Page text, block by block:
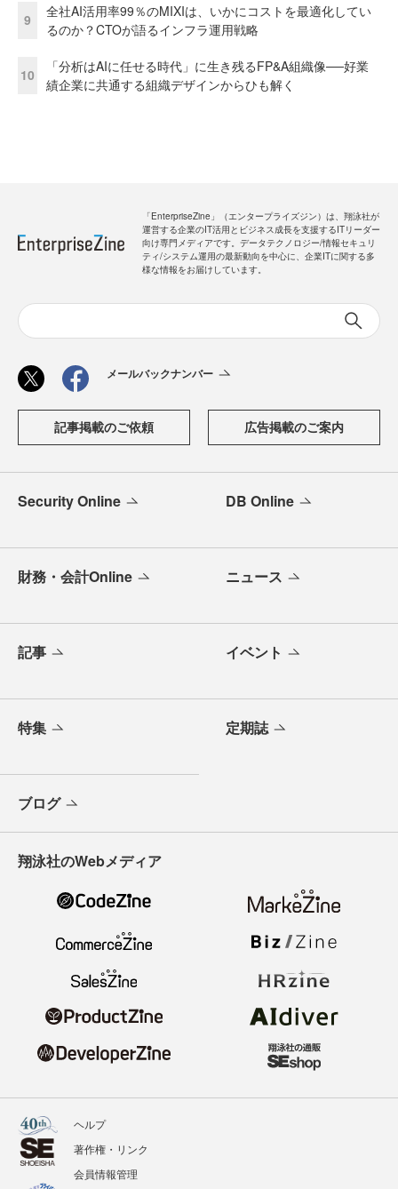
9
全社AI活用率99％のMIXIは、いかにコストを最適化してい
るのか？CTOが語るインフラ運用戦略
10
「分析はAIに任せる時代」に生き残るFP&A組織像──好業
績企業に共通する組織デザインからひも解く
「EnterpriseZine」（エンタープライズジン）は、翔泳社が
運営する企業のIT活用とビジネス成長を支援するITリーダー
向け専門メディアです。データテクノロジー/情報セキュリ
ティ/システム運用の最新動向を中心に、企業ITに関する多
様な情報をお届けしています。
メールバックナンバー
記事掲載のご依頼 広告掲載のご案内
Security Online DB Online
財務・会計Online ニュース
記事 イベント
特集 定期誌
ブログ
翔泳社のWebメディア
ヘルプ
著作権・リンク
会員情報管理